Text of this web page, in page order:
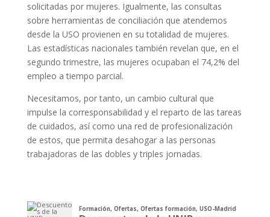
solicitadas por mujeres. Igualmente, las consultas
sobre herramientas de conciliación que atendemos
desde la USO provienen en su totalidad de mujeres.
Las estadísticas nacionales también revelan que, en el
segundo trimestre, las mujeres ocupaban el 74,2% del
empleo a tiempo parcial.
Necesitamos, por tanto, un cambio cultural que
impulse la corresponsabilidad y el reparto de las tareas
de cuidados, así como una red de profesionalización
de estos, que permita desahogar a las personas
trabajadoras de las dobles y triples jornadas.